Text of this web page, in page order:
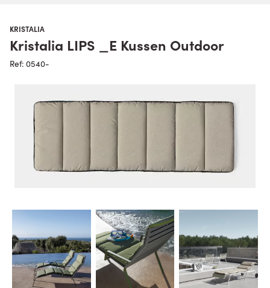
KRISTALIA
Kristalia LIPS _E Kussen Outdoor
Ref: 0540-